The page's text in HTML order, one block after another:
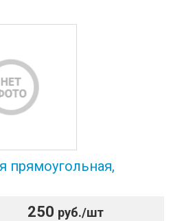
прямоугольная,
250 руб./шт